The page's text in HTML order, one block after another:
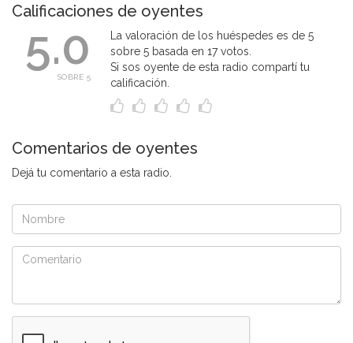
Calificaciones de oyentes
5.0
SOBRE 5
La valoración de los huéspedes es de 5
sobre 5 basada en 17 votos.
Si sos oyente de esta radio compartí tu
calificación.
Comentarios de oyentes
Dejá tu comentario a esta radio.